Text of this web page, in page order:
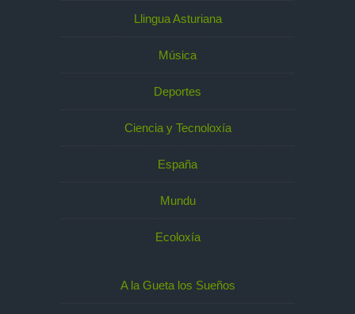
Llingua Asturiana
Música
Deportes
Ciencia y Tecnoloxía
España
Mundu
Ecoloxía
A la Gueta los Sueños